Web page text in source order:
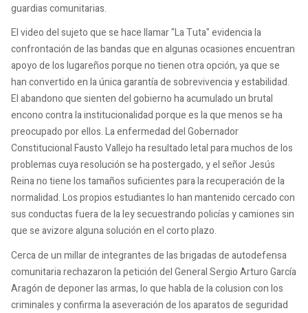
guardias comunitarias.
El video del sujeto que se hace llamar "La Tuta" evidencia la
confrontación de las bandas que en algunas ocasiones encuentran
apoyo de los lugareños porque no tienen otra opción, ya que se
han convertido en la única garantía de sobrevivencia y estabilidad.
El abandono que sienten del gobierno ha acumulado un brutal
encono contra la institucionalidad porque es la que menos se ha
preocupado por ellos. La enfermedad del Gobernador
Constitucional Fausto Vallejo ha resultado letal para muchos de los
problemas cuya resolución se ha postergado, y el señor Jesús
Reina no tiene los tamaños suficientes para la recuperación de la
normalidad. Los propios estudiantes lo han mantenido cercado con
sus conductas fuera de la ley secuestrando policías y camiones sin
que se avizore alguna solución en el corto plazo.
Cerca de un millar de integrantes de las brigadas de autodefensa
comunitaria rechazaron la petición del General Sergio Arturo García
Aragón de deponer las armas, lo que habla de la colusion con los
criminales y confirma la aseveración de los aparatos de seguridad